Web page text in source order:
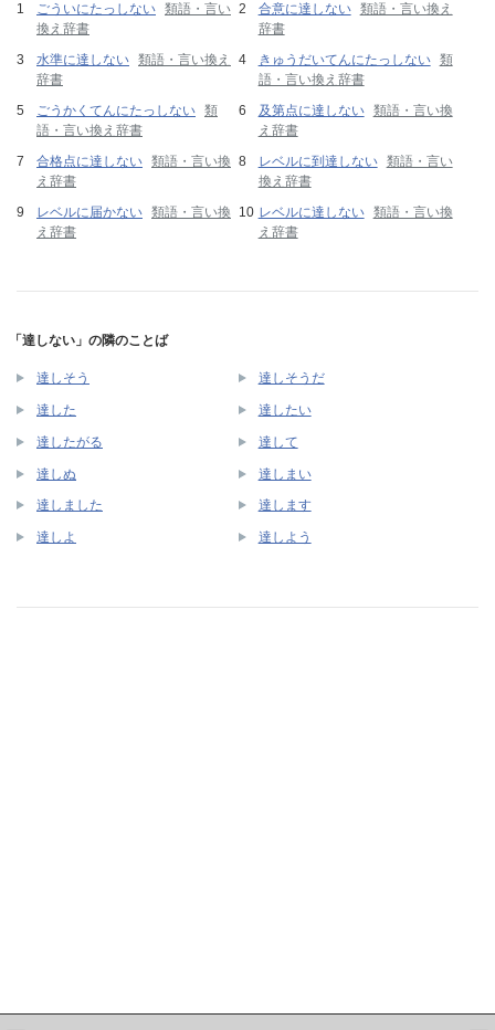
ごういにたっしない 類語・言い
換え辞書
合意に達しない 類語・言い換え
辞書
水準に達しない 類語・言い換え
辞書
きゅうだいてんにたっしない 類
語・言い換え辞書
ごうかくてんにたっしない 類
語・言い換え辞書
及第点に達しない 類語・言い換
え辞書
合格点に達しない 類語・言い換
え辞書
レベルに到達しない 類語・言い
換え辞書
レベルに届かない 類語・言い換
え辞書
レベルに達しない 類語・言い換
え辞書
「達しない」の隣のことば
達しそう 達しそうだ
達した 達したい
達したがる 達して
達しぬ 達しまい
達しました 達します
達しよ 達しよう